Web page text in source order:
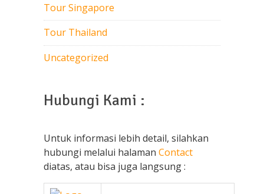
Tour Singapore
Tour Thailand
Uncategorized
Hubungi Kami :
Untuk informasi lebih detail, silahkan
hubungi melalui halaman Contact
diatas, atau bisa juga langsung :